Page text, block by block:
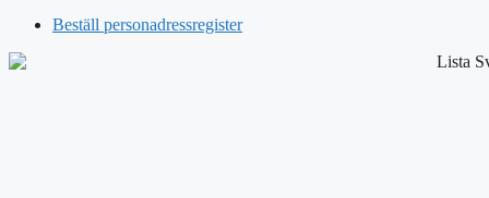
Beställ personadressregister